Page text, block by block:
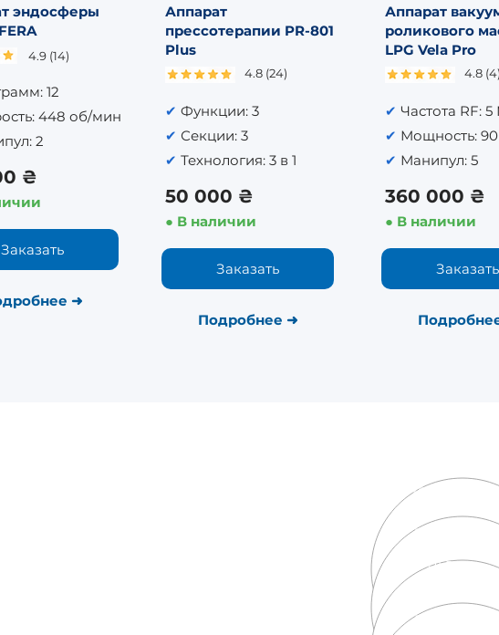
эндосферы
4.9 (14)
12
448 об/мин
2
₴
Заказать
➜
Аппарат
прессотерапии PR-801
Plus
4.8 (24)
✔ Функции: 3
✔ Секции: 3
✔ Технология: 3 в 1
50 000 ₴
● В наличии
Заказать
Подробнее ➜
Аппарат
роликового
LPG Vela Pro
4.8 (4)
✔ Частота RF:
✔ Мощность:
✔ Манипул: 5
360 000 ₴
● В наличии
Заказать
38 (
г. Львов
Пн-Сб: